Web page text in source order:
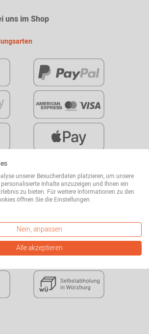
uns im Shop
unserer Besucherdaten platzieren, um unsere
Inhalte anzuzeigen und Ihnen ein
zu bieten. Für weitere Informationen zu den
öffnen Sie die Einstellungen.
Nein, anpassen
Alle akzeptieren